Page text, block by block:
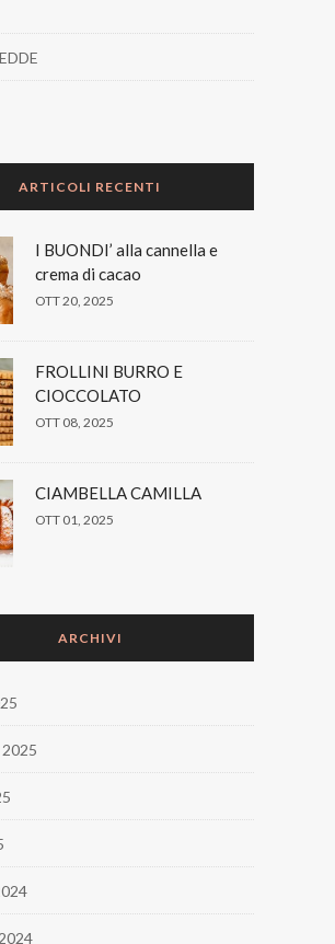
ARTICOLI RECENTI
I BUONDI’ alla cannella e
crema di cacao
OTT 20, 2025
FROLLINI BURRO E
CIOCCOLATO
OTT 08, 2025
CIAMBELLA CAMILLA
OTT 01, 2025
ARCHIVI